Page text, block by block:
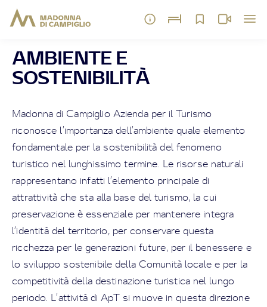
AMBIENTE E
SOSTENIBILITÀ
Madonna di Campiglio Azienda per il Turismo
riconosce l’importanza dell’ambiente quale elemento
fondamentale per la sostenibilità del fenomeno
turistico nel lunghissimo termine. Le risorse naturali
rappresentano infatti l’elemento principale di
attrattività che sta alla base del turismo, la cui
preservazione è essenziale per mantenere integra
l’identità del territorio, per conservare questa
ricchezza per le generazioni future, per il benessere e
lo sviluppo sostenibile della Comunità locale e per la
competitività della destinazione turistica nel lungo
periodo. L’attività di ApT si muove in questa direzione